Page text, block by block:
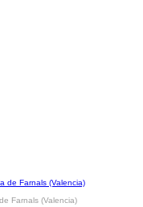
de Farnals (Valencia)
Farnals (Valencia)